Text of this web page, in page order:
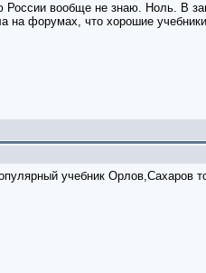
России вообще не знаю. Ноль. В
на форумах, что хорошие
учебник Орлов,Сахаров